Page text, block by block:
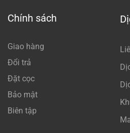
Chính sách
Giao hàng
Đổi trả
Đặt cọc
Bảo mật
Biên tập